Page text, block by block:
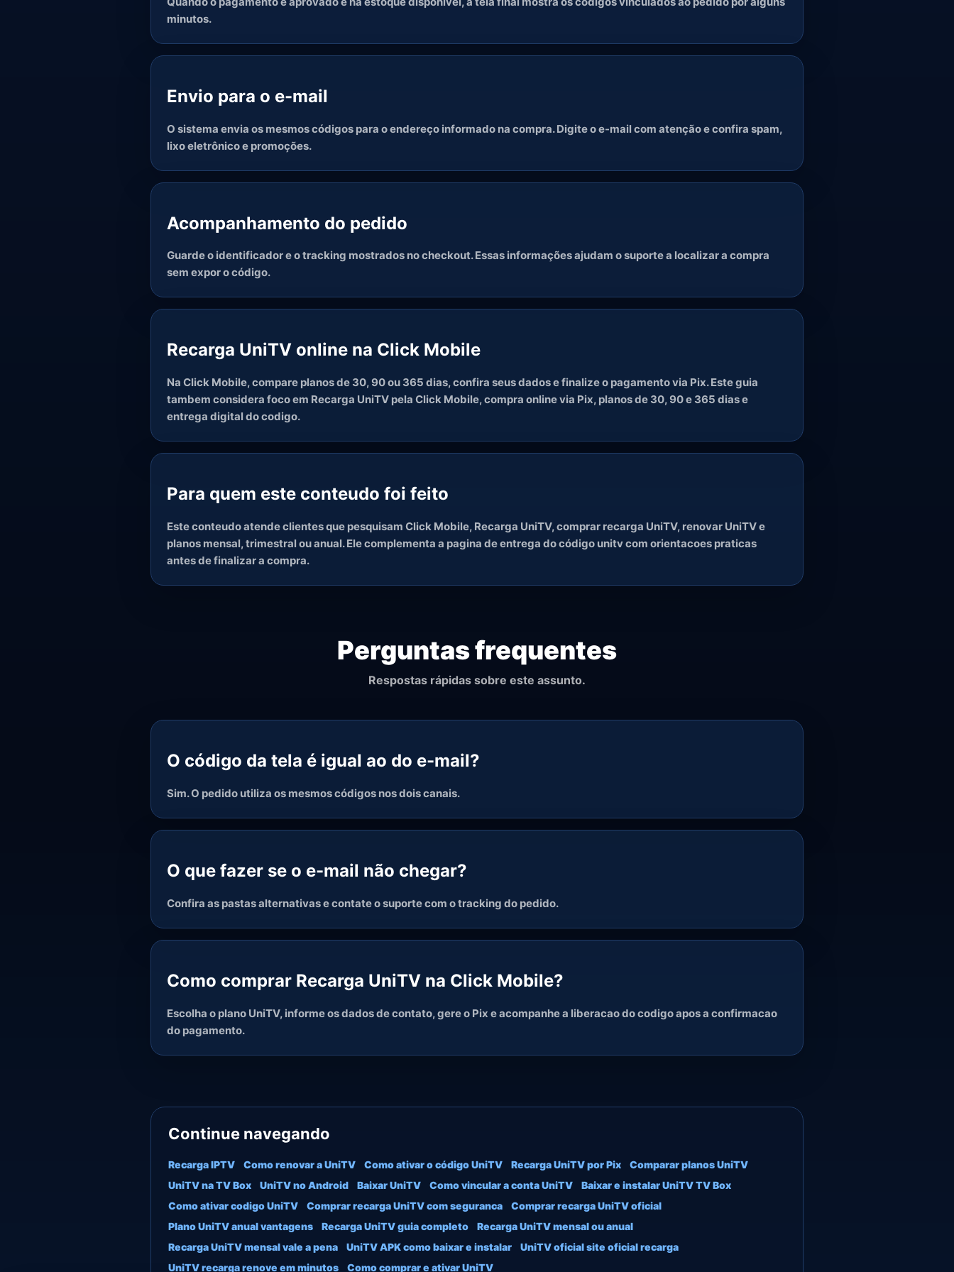
minutos.
Envio para o e-mail
O sistema envia os mesmos códigos para o endereço informado na compra. Digite o e-mail com atenção e confira spam,
lixo eletrônico e promoções.
Acompanhamento do pedido
Guarde o identificador e o tracking mostrados no checkout. Essas informações ajudam o suporte a localizar a compra
sem expor o código.
Recarga UniTV online na Click Mobile
Na Click Mobile, compare planos de 30, 90 ou 365 dias, confira seus dados e finalize o pagamento via Pix. Este guia
tambem considera foco em Recarga UniTV pela Click Mobile, compra online via Pix, planos de 30, 90 e 365 dias e
entrega digital do codigo.
Para quem este conteudo foi feito
Este conteudo atende clientes que pesquisam Click Mobile, Recarga UniTV, comprar recarga UniTV, renovar UniTV e
planos mensal, trimestral ou anual. Ele complementa a pagina de entrega do código unitv com orientacoes praticas
antes de finalizar a compra.
Perguntas frequentes
Respostas rápidas sobre este assunto.
O código da tela é igual ao do e-mail?
Sim. O pedido utiliza os mesmos códigos nos dois canais.
O que fazer se o e-mail não chegar?
Confira as pastas alternativas e contate o suporte com o tracking do pedido.
Como comprar Recarga UniTV na Click Mobile?
Escolha o plano UniTV, informe os dados de contato, gere o Pix e acompanhe a liberacao do codigo apos a confirmacao
do pagamento.
Continue navegando
Recarga IPTV Como renovar a UniTV Como ativar o código UniTV Recarga UniTV por Pix
Comparar planos UniTV
UniTV na TV Box
UniTV no Android Baixar UniTV Como vincular a conta UniTV
Baixar e instalar UniTV TV Box
Como ativar codigo UniTV
Comprar recarga UniTV com seguranca
Comprar recarga UniTV oficial
Plano UniTV anual vantagens
Recarga UniTV guia completo
Recarga UniTV mensal ou anual
Recarga UniTV mensal vale a pena
UniTV APK como baixar e instalar
UniTV oficial site oficial recarga
UniTV recarga renove em minutos
Como comprar e ativar UniTV